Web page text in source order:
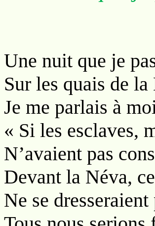
Une nuit que je
Sur les quais de
Je me parlais à
« Si les esclaves,
N’avaient pas
Devant la Néva,
Ne se